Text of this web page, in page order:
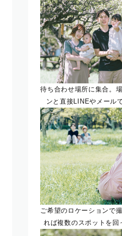
待ち合わせ場所に集合。
ンと直接LINEやメール
ご希望のロケーションで
れば複数のスポットを回